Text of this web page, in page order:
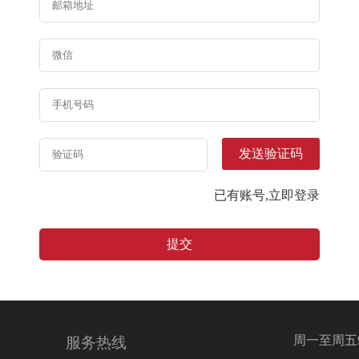
发送验证码
已有账号,立即登录
提交
服务热线 周一至周五